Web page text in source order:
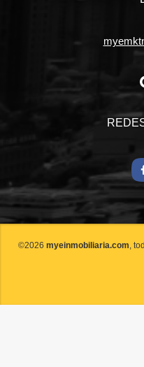
©2026 myeinmobiliaria.com,